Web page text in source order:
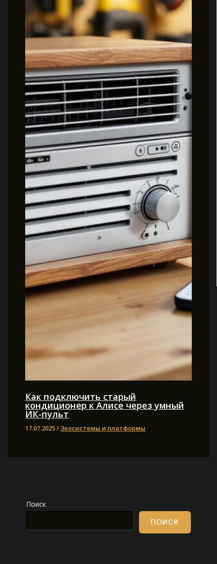
Как подключить старый
кондиционер к Алисе через умный
ИК-пульт
17.07.2025/Экосистемы и платформы
Поиск
ПОИСК